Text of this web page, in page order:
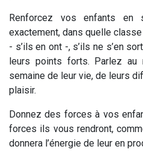
Renforcez vos enfants en
exactement, dans quelle
- s’ils en ont -, s’ils ne s’en
leurs points forts. Parlez au
semaine de leur vie, de leurs
plaisir.
Donnez des forces à vos
forces ils vous rendront,
donnera l’énergie de leur en